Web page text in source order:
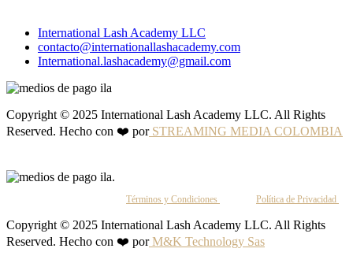
International Lash Academy LLC
contacto@internationallashacademy.com
International.lashacademy@gmail.com
Copyright © 2025 International Lash Academy LLC. All Rights
Reserved. Hecho con ❤️ porSTREAMING MEDIA COLOMBIA
Términos y Condiciones Política de Privacidad
Copyright © 2025 International Lash Academy LLC. All Rights
Reserved. Hecho con ❤️ porM&K Technology Sas